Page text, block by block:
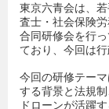
東京六青会は、
査士・社会保険
合同研修会を行
ており、今回は
今回の研修テー
する背景と法規制
ドローンが活躍